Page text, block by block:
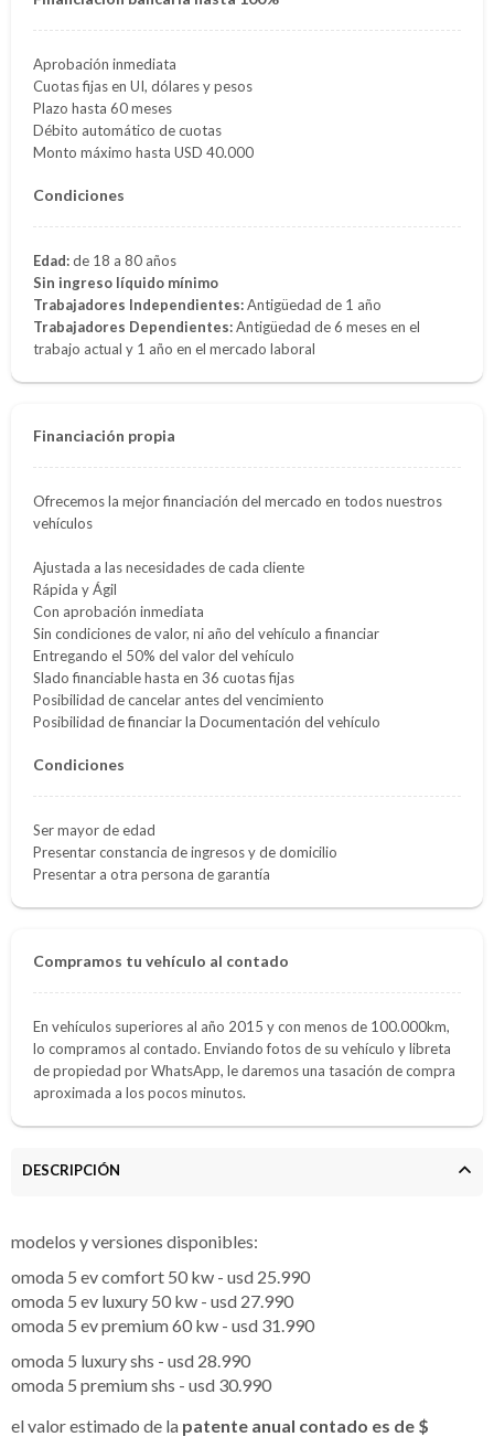
Aprobación inmediata
Cuotas fijas en UI, dólares y pesos
Plazo hasta 60 meses
Débito automático de cuotas
Monto máximo hasta USD 40.000
Condiciones
Edad:de 18 a 80 años
Sin ingreso líquido mínimo
Trabajadores Independientes:Antigüedad de 1 año
Trabajadores Dependientes:Antigüedad de 6 meses en el
trabajo actual y 1 año en el mercado laboral
Financiación propia
Ofrecemos la mejor financiación del mercado en todos nuestros
vehículos
Ajustada a las necesidades de cada cliente
Rápida y Ágil
Con aprobación inmediata
Sin condiciones de valor, ni año del vehículo a financiar
Entregando el 50% del valor del vehículo
Slado financiable hasta en 36 cuotas fijas
Posibilidad de cancelar antes del vencimiento
Posibilidad de financiar la Documentación del vehículo
Condiciones
Ser mayor de edad
Presentar constancia de ingresos y de domicilio
Presentar a otra persona de garantía
Compramos tu vehículo al contado
En vehículos superiores al año 2015 y con menos de 100.000km,
lo compramos al contado. Enviando fotos de su vehículo y libreta
de propiedad por WhatsApp, le daremos una tasación de compra
aproximada a los pocos minutos.
DESCRIPCIÓN
modelos y versiones disponibles:
omoda 5 ev comfort 50 kw - usd 25.990
omoda 5 ev luxury 50 kw - usd 27.990
omoda 5 ev premium 60 kw - usd 31.990
omoda 5 luxury shs - usd 28.990
omoda 5 premium shs - usd 30.990
el valor estimado de la patente anual contado es de $